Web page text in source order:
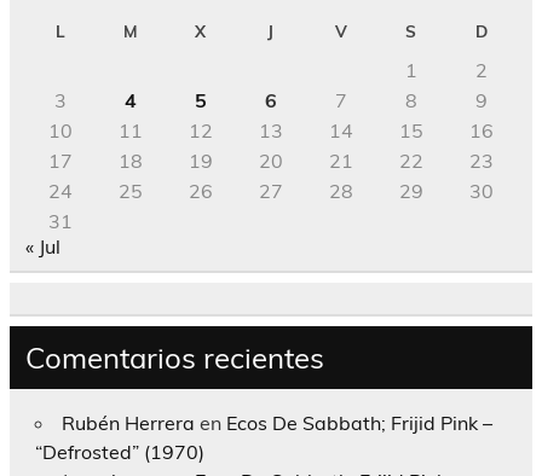
L M X J V S D
1
2
3
4 5 6 7 8
9
10
11 12 13 14 15
16
17
18 19 20 21 22
23
24
25 26 27 28 29
30
31
« Jul
Comentarios recientes
Rubén Herrera en Ecos De Sabbath; Frijid Pink –
“Defrosted” (1970)